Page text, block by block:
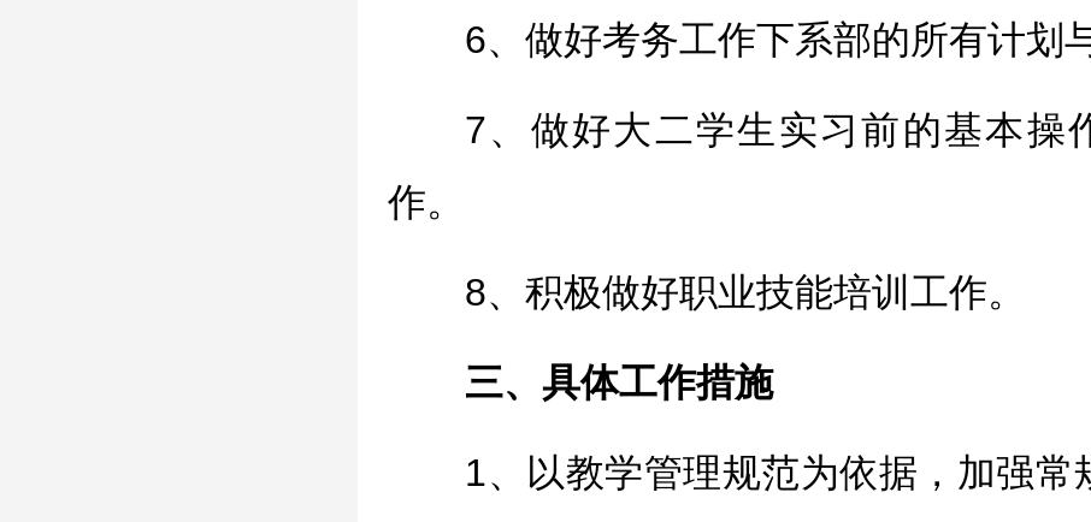
6、做好考务工作下系部的所有计划
7、做好大二学生实习前的基本操
作。
8、积极做好职业技能培训工作。
三、具体工作措施
1、以教学管理规范为依据，加强常